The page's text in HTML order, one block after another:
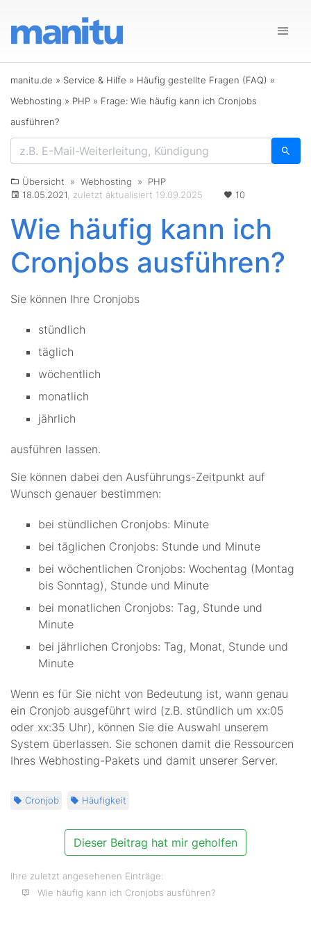
manitu.de » Service & Hilfe » Häufig gestellte Fragen (FAQ) »
Webhosting » PHP » Frage: Wie häufig kann ich Cronjobs
ausführen?
Übersicht » Webhosting » PHP
18.05.2021 , zuletzt aktualisiert 19.09.2025 10
Wie häufig kann ich
Cronjobs ausführen?
Sie können Ihre Cronjobs
stündlich
täglich
wöchentlich
monatlich
jährlich
ausführen lassen.
Sie können dabei den Ausführungs-Zeitpunkt auf
Wunsch genauer bestimmen:
bei stündlichen Cronjobs: Minute
bei täglichen Cronjobs: Stunde und Minute
bei wöchentlichen Cronjobs: Wochentag (Montag
bis Sonntag), Stunde und Minute
bei monatlichen Cronjobs: Tag, Stunde und
Minute
bei jährlichen Cronjobs: Tag, Monat, Stunde und
Minute
Wenn es für Sie nicht von Bedeutung ist, wann genau
ein Cronjob ausgeführt wird (z.B. stündlich um xx:05
oder xx:35 Uhr), können Sie die Auswahl unserem
System überlassen. Sie schonen damit die Ressourcen
Ihres Webhosting-Pakets und damit unserer Server.
Cronjob Häufigkeit
Dieser Beitrag hat mir geholfen
Ihre zuletzt angesehenen Einträge:
Wie häufig kann ich Cronjobs ausführen?